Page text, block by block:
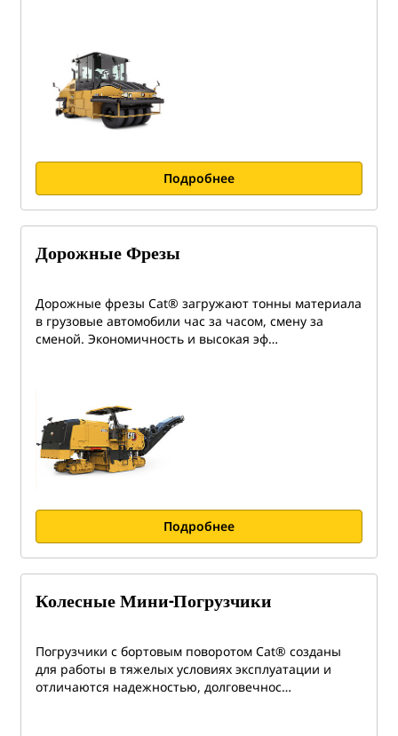
Подробнее
Дорожные Фрезы
Дорожные фрезы Cat® загружают тонны материала
в грузовые автомобили час за часом, смену за
сменой. Экономичность и высокая эф…
Подробнее
Колесные Мини-Погрузчики
Погрузчики с бортовым поворотом Cat® созданы
для работы в тяжелых условиях эксплуатации и
отличаются надежностью, долговечнос…